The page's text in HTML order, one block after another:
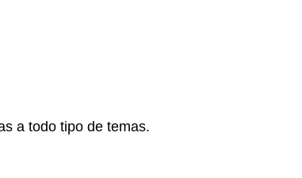
a todo tipo de temas.